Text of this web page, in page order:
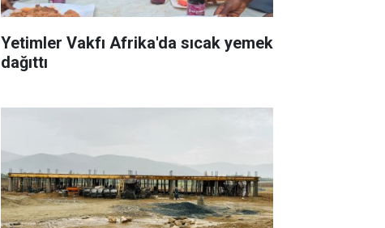
Yetimler Vakfı Afrika'da sıcak yemek
dağıttı